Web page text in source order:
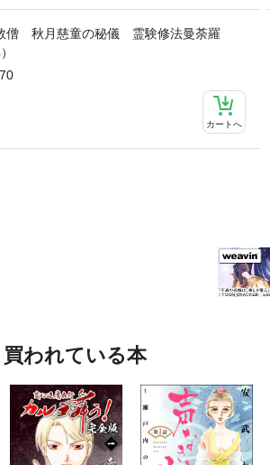
僧 秋月慈童の秘儀 霊験修法曼荼羅
カートへ
われている本